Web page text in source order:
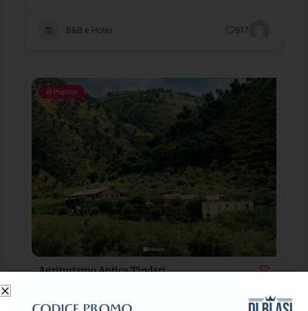
B&B e Hotel 917
Popular
Agriturismo Antica Tindari